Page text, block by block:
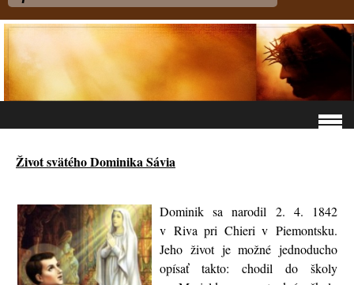
Život svätého Dominika Sávia
Dominik sa narodil 2. 4. 1842
v Riva pri Chieri v Piemontsku.
Jeho život je možné jednoducho
opísať takto: chodil do školy